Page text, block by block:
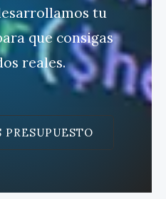
tu
que consigas
reales.